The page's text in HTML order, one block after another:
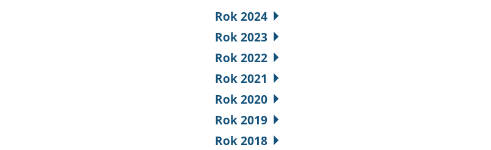
Rok 2024
Rok 2023
Rok 2022
Rok 2021
Rok 2020
Rok 2019
Rok 2018